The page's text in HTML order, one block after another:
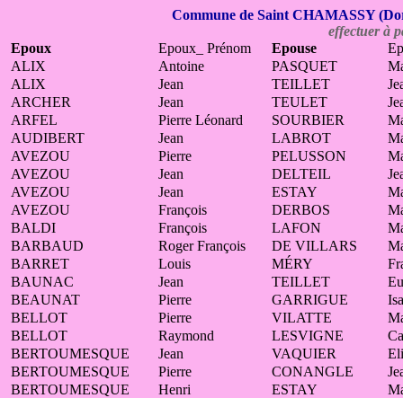
Commune de Saint CHAMASSY
effectuer à
Epoux
Epoux_ Prénom Epouse
ALIX
Antoine PASQUET
ALIX
Jean TEILLET
ARCHER
Jean TEULET
ARFEL
Pierre Léonard SOURBIER
AUDIBERT
Jean LABROT
AVEZOU
Pierre PELUSSON
AVEZOU
Jean DELTEIL
AVEZOU
Jean ESTAY
AVEZOU
François DERBOS
BALDI
François LAFON
BARBAUD
Roger François DE VILLARS
BARRET
Louis MÉRY
BAUNAC
Jean TEILLET
BEAUNAT
Pierre GARRIGUE
BELLOT
Pierre VILATTE
BELLOT
Raymond LESVIGNE
BERTOUMESQUE
Jean VAQUIER
BERTOUMESQUE
Pierre CONANGLE
BERTOUMESQUE
Henri ESTAY